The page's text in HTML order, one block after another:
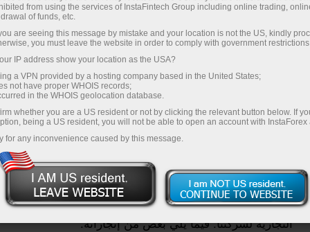
إنستافوركس تفخر بأن تعلن شراكة فكرية جديدة. أصبح
لاعب الشطرنج الأسطوري، فيشفاناثان أناند سفير العلامة
التجارية لشركتنا. فيما يلي بعض من إنجازاته:
from using the services of InstaFintech Group including online trading,
of funds, etc.
are seeing this message by mistake and your location is not the US, kindly
you must leave the website in order to comply with government
IP address show your location as the USA?
a VPN provided by a hosting company based in the United States;
not have proper WHOIS records;
in the WHOIS geolocation database.
whether you are a US resident or not by clicking the relevant button below. If
being a US resident, you will not be able to open an account with InstaForex
for any inconvenience caused by this message.